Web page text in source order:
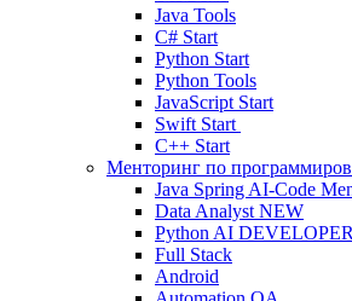
Java Tools
C# Start
Python Start
Python Tools
JavaScript Start
Swift Start
C++ Start
Менторинг по
Java Spring AI-Code
Data Analyst NEW
Python AI DEVELOPER
Full Stack
Android